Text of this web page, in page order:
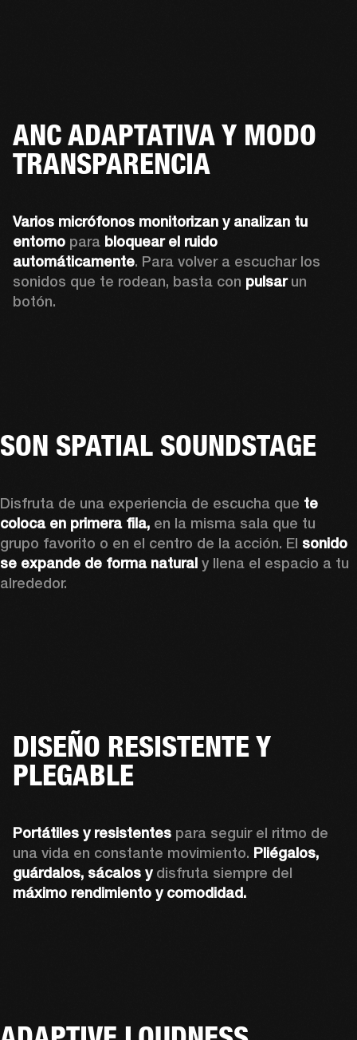
ANC ADAPTATIVA Y MODO
TRANSPARENCIA
Varios micrófonos monitorizan y analizan tu
entorno para bloquear el ruido
automáticamente. Para volver a escuchar los
sonidos que te rodean, basta con pulsar un
botón.
SON SPATIAL SOUNDSTAGE
Disfruta de una experiencia de escucha que te
coloca en primera fila, en la misma sala que tu
grupo favorito o en el centro de la acción. El sonido
se expande de forma natural y llena el espacio a tu
alrededor.
DISEÑO RESISTENTE Y
PLEGABLE
Portátiles y resistentes para seguir el ritmo de
una vida en constante movimiento. Pliégalos,
guárdalos, sácalos y
máximo rendimiento y comodidad.